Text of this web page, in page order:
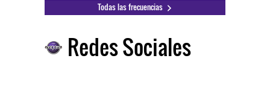
Todas las frecuencias
Redes Sociales